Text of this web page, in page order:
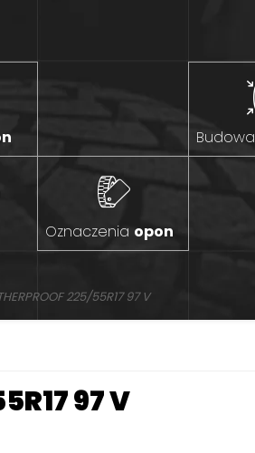
Budowa
Oznaczenia opon
225/55R17 97 V
97 V